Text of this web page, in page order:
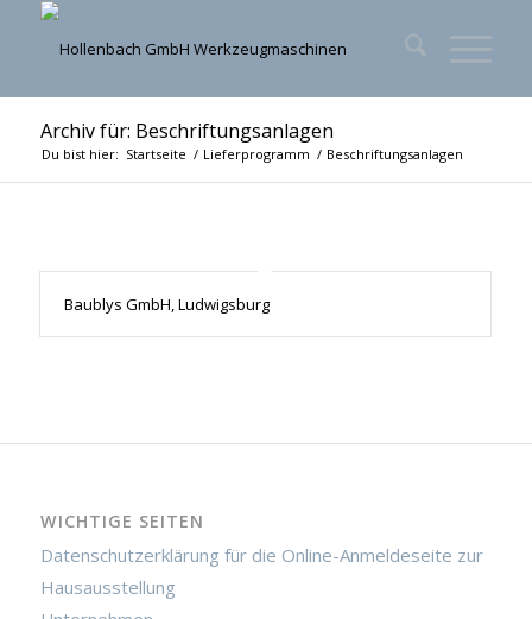
Archiv für: Beschriftungsanlagen
Du bist hier: Startseite / Lieferprogramm / Beschriftungsanlagen
Baublys GmbH, Ludwigsburg
WICHTIGE SEITEN
Datenschutzerklärung für die Online-Anmeldeseite zur
Hausausstellung